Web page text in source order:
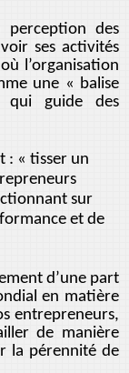
des
ses activités
l’organisation
une « balise
guide des
: « tisser un
sur
et de
d’une part
en matière
entrepreneurs,
de manière
la pérennité de